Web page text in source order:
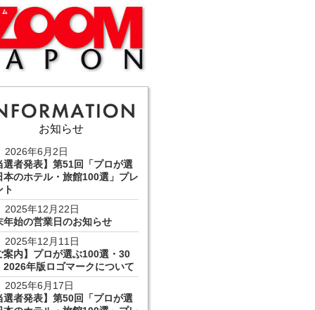
お知らせ
2026年6月2日
選者発表】第51回「プロが選
本のホテル・旅館100選」プレ
ト
2025年12月22日
年始の営業日のお知らせ
2025年12月11日
案内】プロが選ぶ100選・30
年版ロゴマークについて
2025年6月17日
選者発表】第50回「プロが選